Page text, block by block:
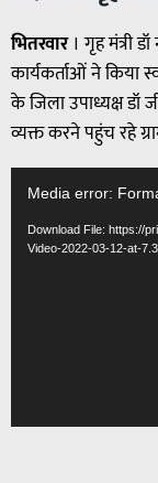
भितरवार। गृह मंत्री डॉ
कार्यकर्ताओं ने किया
के जिला उपाध्यक्ष डॉ
व्यक्त करने पहुंच रहे
Video
Media error:
Download File: https://
Video-2022-03-12-at-